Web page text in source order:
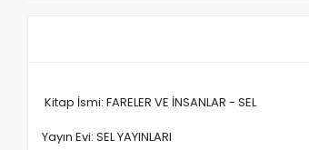
Kitap İsmi: FARELER VE İNSANLAR - SEL
Yayın Evi: SEL YAYINLARI